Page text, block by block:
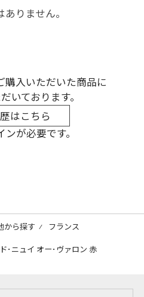
りません。
購入いただいた商品に
いております。
はこちら
が必要です。
から探す ⁄ フランス
･ニュイ オー･ヴァロン 赤